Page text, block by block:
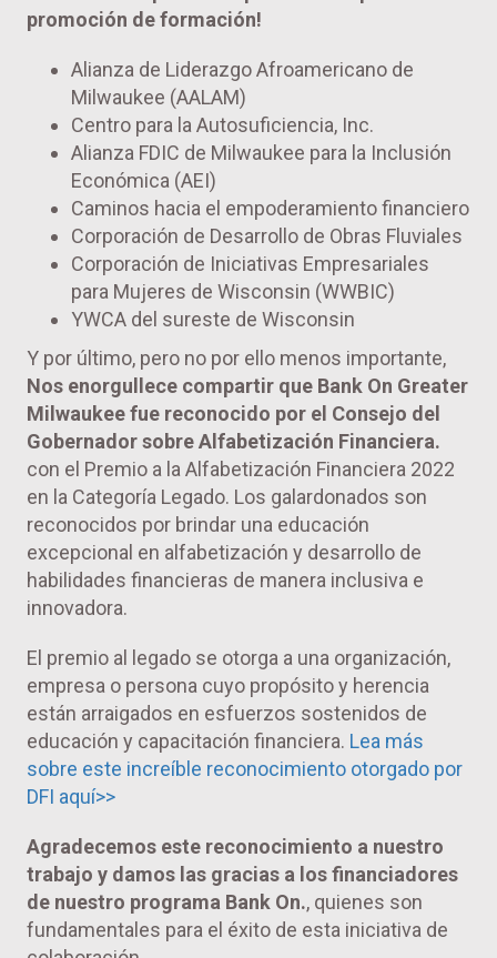
promoción de formación!
Alianza de Liderazgo Afroamericano de
Milwaukee (AALAM)
Centro para la Autosuficiencia, Inc.
Alianza FDIC de Milwaukee para la Inclusión
Económica (AEI)
Caminos hacia el empoderamiento financiero
Corporación de Desarrollo de Obras Fluviales
Corporación de Iniciativas Empresariales
para Mujeres de Wisconsin (WWBIC)
YWCA del sureste de Wisconsin
Y por último, pero no por ello menos importante,
Nos enorgullece compartir que Bank On Greater
Milwaukee fue reconocido por el Consejo del
Gobernador sobre Alfabetización Financiera.
con el Premio a la Alfabetización Financiera 2022
en la Categoría Legado. Los galardonados son
reconocidos por brindar una educación
excepcional en alfabetización y desarrollo de
habilidades financieras de manera inclusiva e
innovadora.
El premio al legado se otorga a una organización,
empresa o persona cuyo propósito y herencia
están arraigados en esfuerzos sostenidos de
educación y capacitación financiera. Lea más
sobre este increíble reconocimiento otorgado por
DFI aquí>>
Agradecemos este reconocimiento a nuestro
trabajo y damos las gracias a los financiadores
de nuestro programa Bank On., quienes son
fundamentales para el éxito de esta iniciativa de